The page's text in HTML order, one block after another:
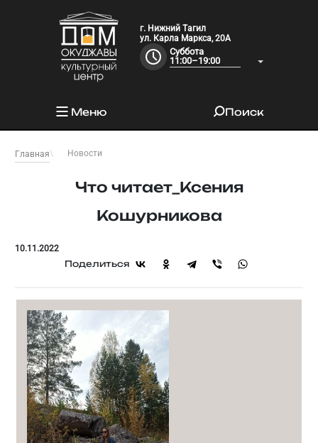
г. Нижний Тагил
ул. Карла Маркса, 20А
Суббота
11:00–19:00
Меню Поиск
Главная Новости
Что читает_Ксения
Кошурникова
10.11.2022
Поделиться